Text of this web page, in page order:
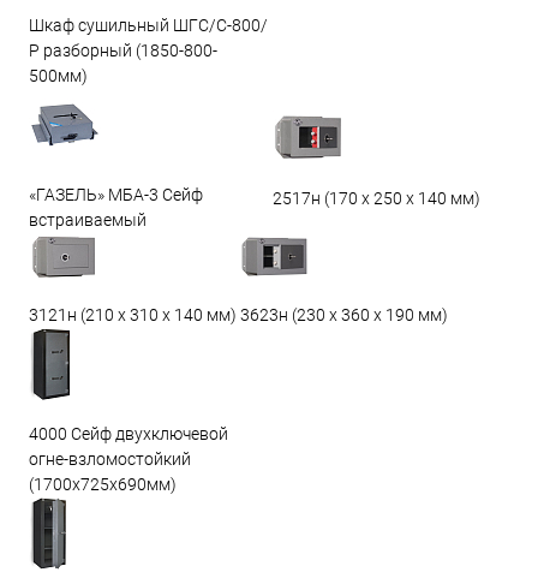
Шкаф сушильный ШГС/С-800/
Р разборный (1850-800-
500мм)
«ГАЗЕЛЬ» МБА-3 Сейф
встраиваемый
2517н (170 х 250 х 140 мм)
3121н (210 х 310 х 140 мм) 3623н (230 х 360 х 190 мм)
4000 Сейф двухключевой
огне-взломостойкий
(1700х725х690мм)